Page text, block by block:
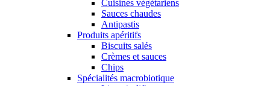
Cuisines végétariens
Sauces chaudes
Antipastis
Produits apéritifs
Biscuits salés
Crèmes et sauces
Chips
Spécialités macrobiotique